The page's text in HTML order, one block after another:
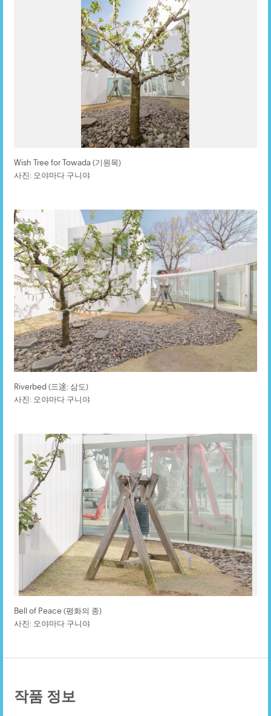
Wish Tree for Towada (기원목)
사진: 오야마다 구니야
Riverbed (三途: 삼도)
사진: 오야마다 구니야
Bell of Peace (평화의 종)
사진: 오야마다 구니야
작품 정보